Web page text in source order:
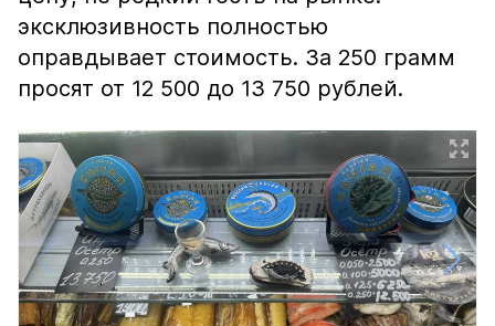
эксклюзивность полностью
оправдывает стоимость. За 250 грамм
просят от 12 500 до 13 750 рублей.